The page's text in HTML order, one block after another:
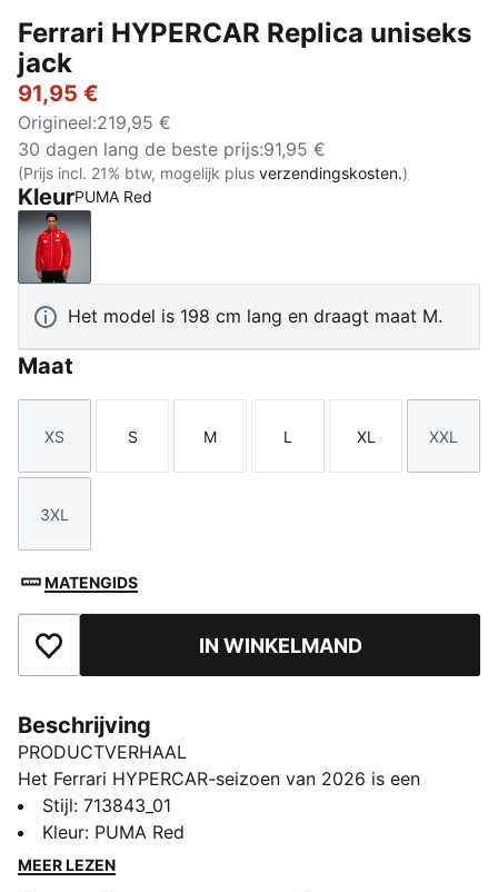
Ferrari HYPERCAR Replica uniseks
jack
91,95 €
Origineel:219,95 €
30 dagen lang de beste prijs:91,95 €
(Prijs incl. 21% btw, mogelijk plus verzendingskosten.)
KleurPUMA Red
PUMA Red
Het model is 198 cm lang en draagt maat M.
Maat
Maat
XS
Maat
S
Maat
M
Maat
L
Maat
XL
Maat
XXL
Maat
3XL
MATENGIDS
Toegevoegd aan favorietenIN WINKELMAND
Beschrijving
PRODUCTVERHAAL
Het Ferrari HYPERCAR-seizoen van 2026 is een
statement van de moderne autosport. Dit jack,
gedragen door het Ferrari HYPERCAR-team, heeft een
ontwerp dat een eerbetoon is aan de kleurstelling van
Stijl: 713843_01
Kleur: PUMA Red
MEER LEZEN